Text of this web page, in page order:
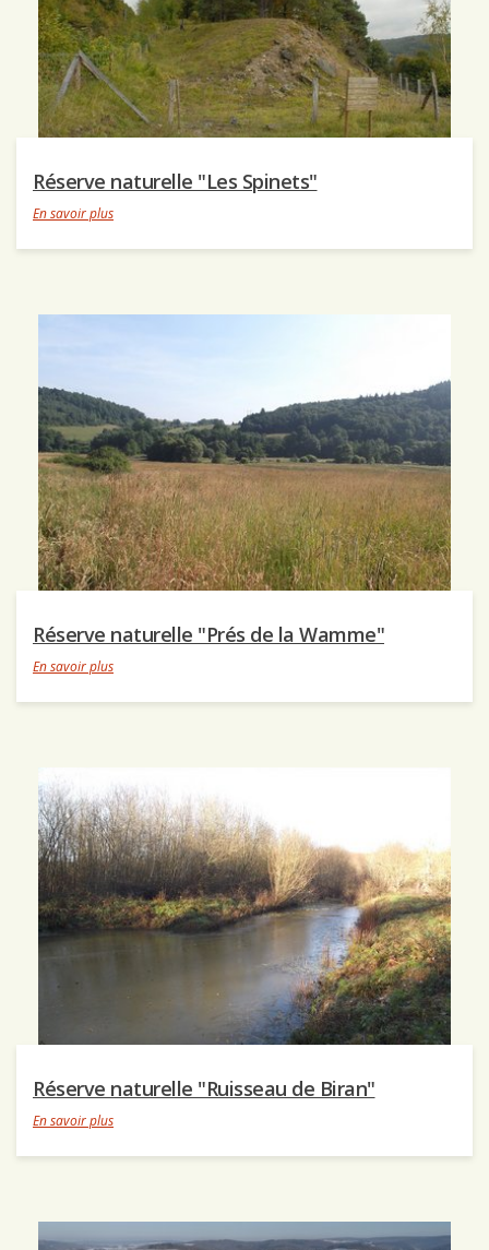
Réserve naturelle "Les Spinets"
En savoir plus
Réserve naturelle "Prés de la Wamme"
En savoir plus
Réserve naturelle "Ruisseau de Biran"
En savoir plus